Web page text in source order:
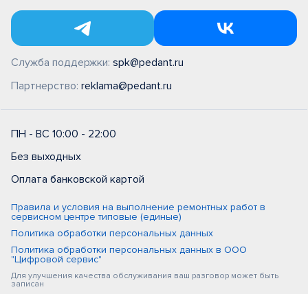
Служба поддержки: spk@pedant.ru
Партнерство: reklama@pedant.ru
ПН - ВС 10:00 - 22:00
Без выходных
Оплата банковской картой
Правила и условия на выполнение ремонтных работ в
сервисном центре типовые (единые)
Политика обработки персональных данных
Политика обработки персональных данных в ООО
"Цифровой сервис"
Для улучшения качества обслуживания ваш разговор может быть
записан